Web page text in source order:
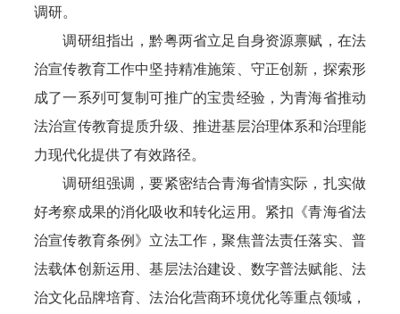
调研。
调研组指出，黔粤两省立足自身资源禀赋，在法
治宣传教育工作中坚持精准施策、守正创新，探索形
成了一系列可复制可推广的宝贵经验，为青海省推动
法治宣传教育提质升级、推进基层治理体系和治理能
力现代化提供了有效路径。
调研组强调，要紧密结合青海省情实际，扎实做
好考察成果的消化吸收和转化运用。紧扣《青海省法
治宣传教育条例》立法工作，聚焦普法责任落实、普
法载体创新运用、基层法治建设、数字普法赋能、法
治文化品牌培育、法治化营商环境优化等重点领域，